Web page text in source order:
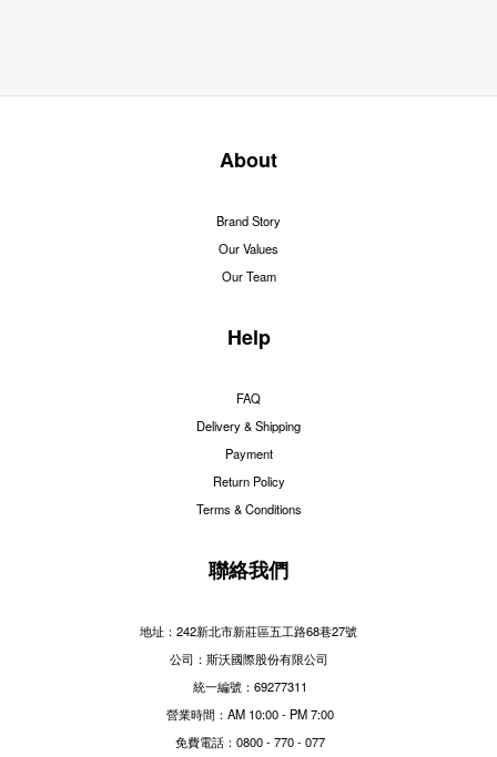
About
Brand Story
Our Values
Our Team
Help
FAQ
Delivery & Shipping
Payment
Return Policy
Terms & Conditions
聯絡我們
地址：242新北市新莊區五工路68巷27號
公司：斯沃國際股份有限公司
統一編號：69277311
營業時間：AM 10:00 - PM 7:00
免費電話：0800 - 770 - 077